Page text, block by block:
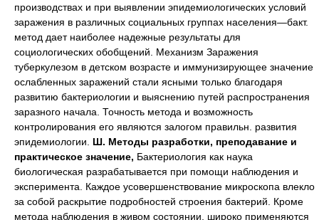
Ш. Методы разработки, преподавание и
практическое значение, Бактериология как наука
биологическая разрабатывается при помощи наблюдения и
эксперимента. Каждое усовершенствование микроскопа влекло
за собой раскрытие подробностей строения бактерий. Кроме
метода наблюдения в живом состоянии, широко применяются